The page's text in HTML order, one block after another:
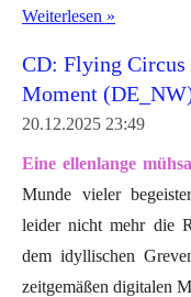
Weiterlesen »
CD: Flying Circus
Moment
20.12.2025 23:49
Eine ellenlange
Munde vieler
leider nicht mehr die
dem idyllischen
zeitgemäßen digitalen